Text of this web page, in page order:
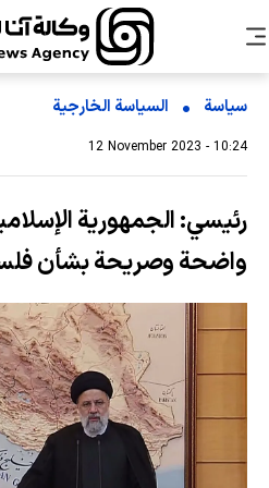
سياسة السیاسة الخارجیة
12 November 2023 - 10:24
رئيسي: الجمهورية
واضحة وصريحة بشأن